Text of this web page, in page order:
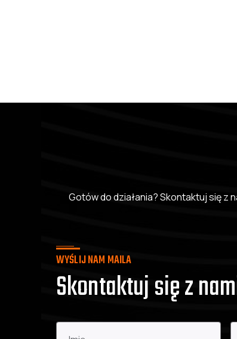
Gotów do działania? Skontaktuj się
WYŚLIJ NAM MAILA
Skontaktuj się z